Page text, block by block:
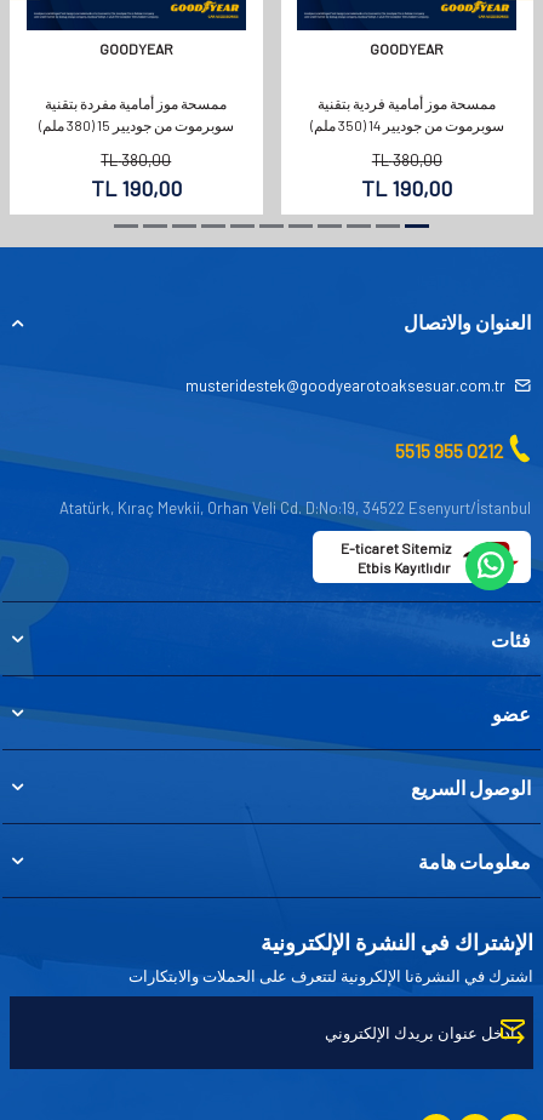
GOODYEAR
ممسحة موز أمامية فردية بتقنية
سوبرموت من جوديير 14 (350 ملم)
380,00
TL
190,00
TL
GOODYEAR
ممسحة موز أمامية مفردة بتقنية
سوبرموت من جوديير 15 (380 ملم)
380,00
TL
190,00
TL
العنوان والاتصال
musteridestek@goodyearotoaksesuar.com.tr
0212 955 5515
Atatürk, Kıraç Mevkii, Orhan Veli Cd. D:No:19, 34522 Esenyurt/İstanbul
E-ticaret Sitemiz
Etbis Kayıtlıdır
فئات
عضو
الوصول السريع
معلومات هامة
الإشتراك في النشرة الإلكترونية
اشترك في النشرةنا الإلكرونية لتتعرف على الحملات والابتكارات